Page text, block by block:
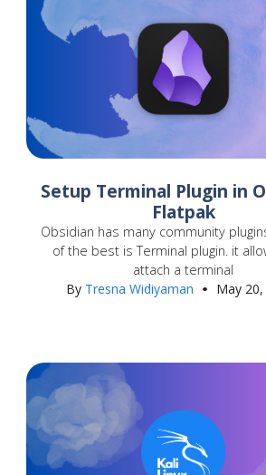
Setup Terminal Plugin in
Flatpak
Obsidian has many community
of the best is Terminal plugin. it
attach a terminal
By Tresna Widiyaman May